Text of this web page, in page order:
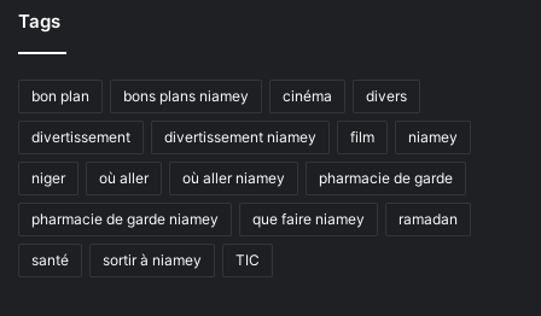
Tags
bon plan bons plans niamey cinéma divers
divertissement divertissement niamey film niamey
niger où aller où aller niamey pharmacie de garde
pharmacie de garde niamey que faire niamey ramadan
santé sortir à niamey TIC